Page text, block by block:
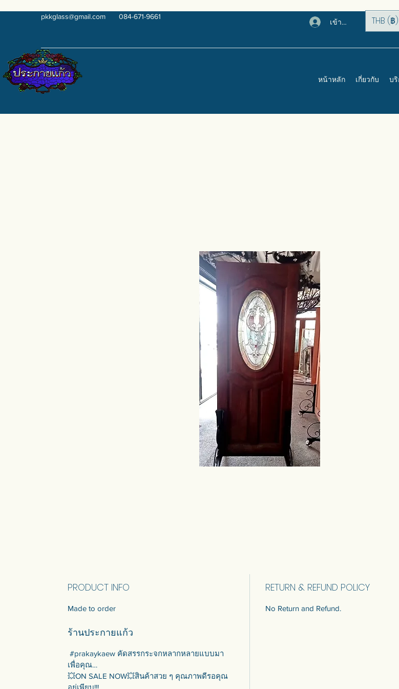
pkkglass@gmail.com 084-671-9661
เข้าสู่ระบบ THB (฿)
หน้าหลัก เกี่ยวกับ บริ
PRODUCT INFO
Made to order
RETURN & REFUND POLICY
No Return and Refund.
ร้านประกายแก้ว
#prakaykaew คัดสรรกระจกหลากหลายแบบมา
เพื่อคุณ…
💥ON SALE NOW💥สินค้าสวย ๆ คุณภาพดีรอคุณ
อยู่เพียบ!!!